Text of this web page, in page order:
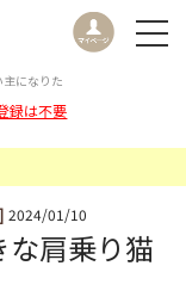
主になりた
録は不要
2024/01/10
肩乗り猫